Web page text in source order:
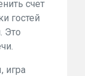
счет
гостей
Это
игра